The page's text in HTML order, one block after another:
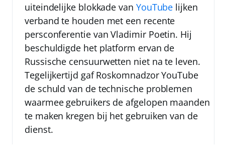
uiteindelijke blokkade van YouTube lijken
verband te houden met een recente
persconferentie van Vladimir Poetin. Hij
beschuldigde het platform ervan de
Russische censuurwetten niet na te leven.
Tegelijkertijd gaf Roskomnadzor YouTube
de schuld van de technische problemen
waarmee gebruikers de afgelopen maanden
te maken kregen bij het gebruiken van de
dienst.